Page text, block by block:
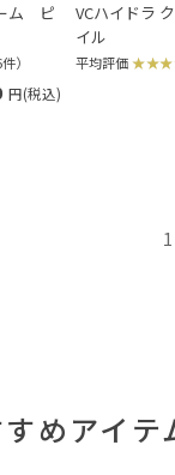
ム ピ
）
円(税込)
VCハイドラ
イル
平均評価
1
めアイテ